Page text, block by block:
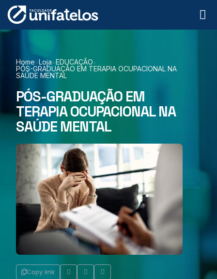
Home>Loja>EDUCAÇÃO>
PÓS-GRADUAÇÃO EM TERAPIA OCUPACIONAL NA
SAÚDE MENTAL
PÓS-GRADUAÇÃO EM
TERAPIA OCUPACIONAL NA
SAÚDE MENTAL
Copy link